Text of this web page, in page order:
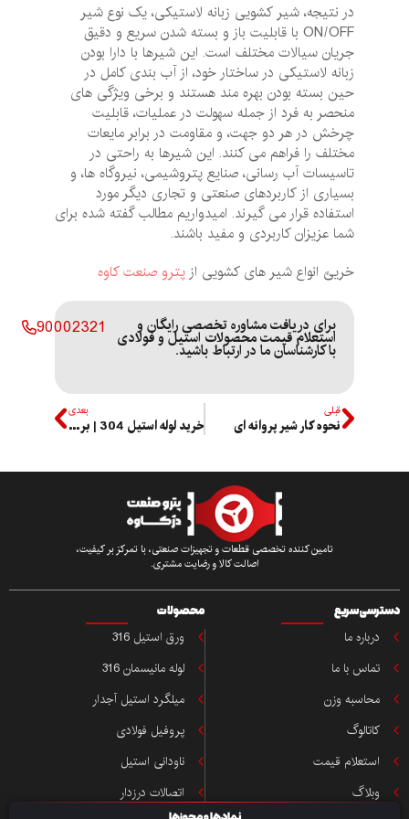
در نتیجه، شیر کشویی زبانه لاستیکی، یک نوع شیر
ON/OFF با قابلیت باز و بسته شدن سریع و دقیق
جریان سیالات مختلف است. این شیرها با دارا بودن
زبانه لاستیکی در ساختار خود، از آب‌ بندی کامل در
حین بسته بودن بهره ‌مند هستند و برخی ویژگی‌ های
منحصر به فرد از جمله سهولت در عملیات، قابلیت
چرخش در هر دو جهت، و مقاومت در برابر مایعات
مختلف را فراهم می ‌کنند. این شیرها به راحتی در
تاسیسات آب رسانی، صنایع پتروشیمی، نیروگاه‌ ها، و
بسیاری از کاربردهای صنعتی و تجاری دیگر مورد
استفاده قرار می ‌گیرند. امیدواریم مطالب گفته شده برای
شما عزیزان کاربردی و مفید باشند.
خریئ انواع شیر های کشویی ازپترو صنعت کاوه
برای دریافت مشاوره تخصصی رایگان و
استعلام قیمت محصولات استیل و فولادی
با کارشناسان ما در ارتباط باشید.
90002321
نحوه کار شیر پروانه ای خرید لوله استیل 304 | بررسی مشخصات
تامین کننده تخصصی قطعات و تجهیزات صنعتی، با تمرکز بر کیفیت،
اصالت کالا و رضایت مشتری.
سریع
ما
با ما
وزن
قیمت
محصولات
ورق استیل 316
لوله مانیسمان 316
میلگرد استیل آجدار
پروفیل فولادی
ناودانی استیل
اتصالات درزدار